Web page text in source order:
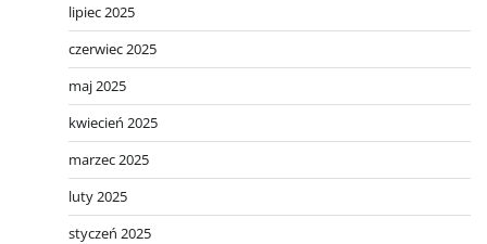
lipiec 2025
czerwiec 2025
maj 2025
kwiecień 2025
marzec 2025
luty 2025
styczeń 2025